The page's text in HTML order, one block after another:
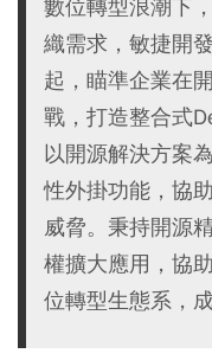
數位轉型浪潮下
織需求，敏捷開
起，瞄準企業在
戰，打造整合式
以開源解決方案
性外掛功能，協
威脅。秉持開源
權擴大應用，協
位轉型生態系，